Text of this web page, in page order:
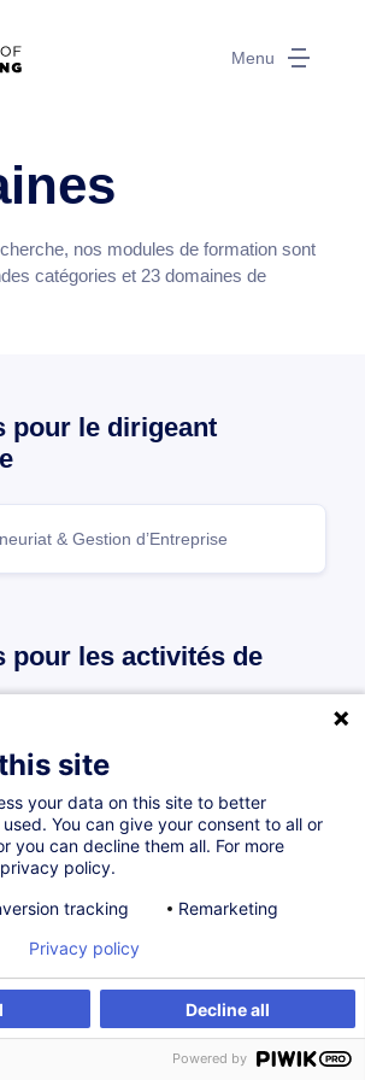
Menu
nos modules de formation sont
catégories et 23 domaines de
pour le dirigeant
& Gestion d’Entreprise
pour les activités de
& Transformation de l’Entreprise
site
your data on this site to better
You can give your consent to all or
you can decline them all. For more
policy.
tracking Remarketing
Decline all
Privacy policy
Powered by